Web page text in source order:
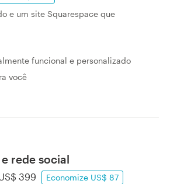
e um site Squarespace que
funcional e personalizado
você
rede social
399 Economize US$ 87